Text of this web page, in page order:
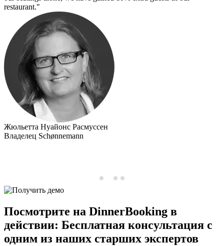
restaurant."
Жюльетта Нуайонс Расмуссен
Владелец Schønnemann
Посмотрите на DinnerBooking в
действии: Бесплатная консультация с
одним из наших старших экспертов